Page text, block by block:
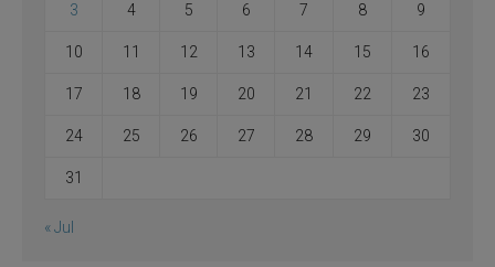
3 4 5 6 7 8 9
10 11 12 13 14 15 16
17 18 19 20 21 22 23
24 25 26 27 28 29 30
31
« Jul